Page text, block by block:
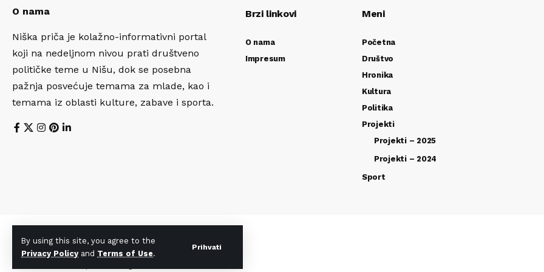
By using this site, you agree to the
Privacy Policy and Terms of Use.
Prihvati
O nama
Niška priča je kolažno-informativni portal
koji na nedeljnom nivou prati društveno
političke teme u Nišu, dok se posebna
pažnja posvećuje temama za mlade, kao i
temama iz oblasti kulture, zabave i sporta.
Brzi linkovi
O nama
Impresum
Meni
Početna
Društvo
Hronika
Kultura
Politika
Projekti
Projekti – 2025
Projekti – 2024
Sport